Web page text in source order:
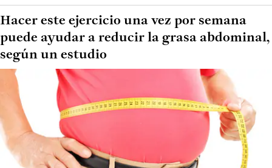
Hacer este ejercicio una vez por semana
puede ayudar a reducir la grasa abdominal,
según un estudio